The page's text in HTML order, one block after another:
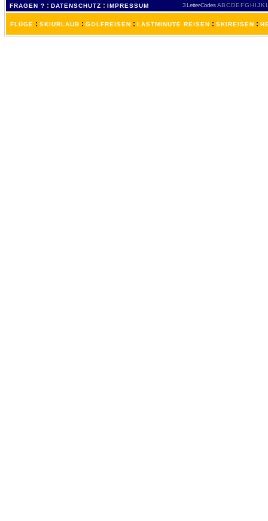
FRAGEN ? : DATENSCHUTZ : IMPRESSUM 3 Letter-Codes ABCDEFGH IJKL
FLÜGE : SKIURLAUB : GOLFREISEN : LASTMINUTE REISEN : SKIREISEN :